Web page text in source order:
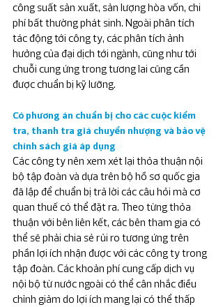
công suất sản xuất, sản lượng hòa vốn, chi
phí bất thường phát sinh. Ngoài phân tích
tác động tới công ty, các phân tích ảnh
hưởng của đại dịch tới ngành, cũng như tới
chuỗi cung ứng trong tương lai cũng cần
được chuẩn bị kỹ lưỡng.
Có phương án chuẩn bị cho các cuộc kiểm
tra, thanh tra giá chuyển nhượng và bảo vệ
chính sách giá áp dụng
Các công ty nên xem xét lại thỏa thuận nội
bộ tập đoàn và dựa trên bộ hồ sơ quốc gia
đã lập để chuẩn bị trả lời các câu hỏi mà cơ
quan thuế có thể đặt ra. Theo từng thỏa
thuận với bên liên kết, các bên tham gia có
thể sẽ phải chia sẻ rủi ro tương ứng trên
phần lợi ích nhận được với các công ty trong
tập đoàn. Các khoản phí cung cấp dịch vụ
nội bộ từ nước ngoài có thể cân nhắc điều
chỉnh giảm do lợi ích mang lại có thể thấp